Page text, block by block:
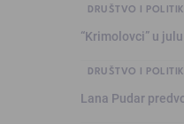
DRUŠTVO I
“Krimolovci” u
DRUŠTVO I
Lana Pudar